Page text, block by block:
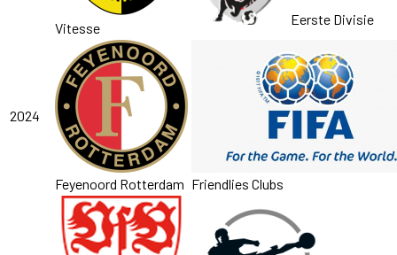
Vitesse
Eerste Divisie
2024
Feyenoord Rotterdam Friendlies Clubs